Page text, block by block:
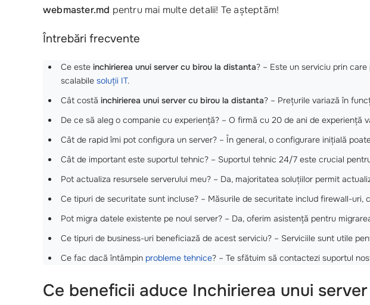
webmaster.md pentru mai multe detalii! Te așteptăm!
Întrebări frecvente
Ce este inchirierea unui server cu birou la distanta? – Este un serviciu prin
scalabile soluții IT.
Cât costă inchirierea unui server cu birou la distanta? – Prețurile variază în
De ce să aleg o companie cu experiență? – O firmă cu 20 de ani de
Cât de rapid îmi pot configura un server? – În general, o configurare inițială
Cât de important este suportul tehnic? – Suportul tehnic 24/7 este crucial
Pot actualiza resursele serverului meu? – Da, majoritatea soluțiilor permit
Ce tipuri de securitate sunt incluse? – Măsurile de securitate includ firewall-uri,
Pot migra datele existente pe noul server? – Da, oferim asistență pentru
Ce tipuri de business-uri beneficiază de acest serviciu? – Serviciile sunt utile
Ce fac dacă întâmpin probleme tehnice? – Te sfătuim să contactezi suportul
Ce beneficii aduce Inchirierea unui